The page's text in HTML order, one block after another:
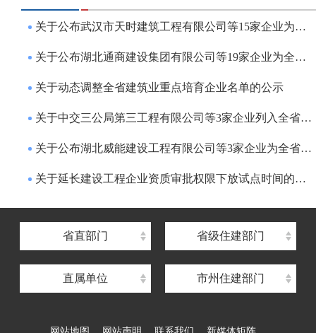
关于公布武汉市天时建筑工程有限公司等15家企业为全省建筑业重点培育企业的通知
关于公布湖北通商建设集团有限公司等19家企业为全省建筑业重点培育企业的通知
关于动态调整全省建筑业重点培育企业名单的公示
关于中交三公局第三工程有限公司等3家企业列入全省建筑业重点培育企业名单的公示
关于公布湖北威能建设工程有限公司等3家企业为全省建筑业重点培育企业的通知
关于延长建设工程企业资质审批权限下放试点时间的通知
省直部门 省级住建部门
直属单位
湖北省住建厅机关后勤服务中心
湖北省住房保障中心
湖北省建设工程质量安全监督总站
湖北省建设工程标准定额管理总站 市州住建部门